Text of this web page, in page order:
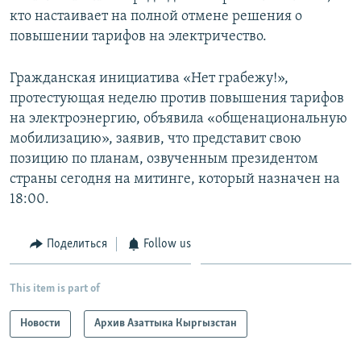
кто настаивает на полной отмене решения о
повышении тарифов на электричество.
Гражданская инициатива «Нет грабежу!»,
протестующая неделю против повышения тарифов
на электроэнергию, объявила «общенациональную
мобилизацию», заявив, что представит свою
позицию по планам, озвученным президентом
страны сегодня на митинге, который назначен на
18:00.
Поделиться Follow us
This item is part of
Новости Архив Азаттыка Кыргызстан